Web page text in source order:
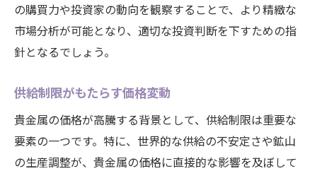
の購買力や投資家の動向を観察することで、より精緻な
市場分析が可能となり、適切な投資判断を下すための指
針となるでしょう。
供給制限がもたらす価格変動
貴金属の価格が高騰する背景として、供給制限は重要な
要素の一つです。特に、世界的な供給の不安定さや鉱山
の生産調整が、貴金属の価格に直接的な影響を及ぼして